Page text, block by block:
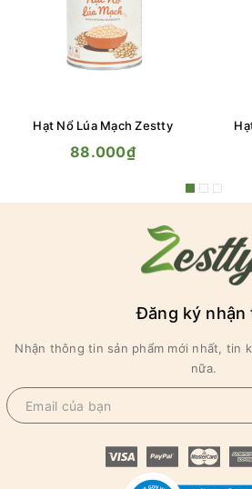
Hạt Nổ Lúa Mạch Zestty
88.000₫
Đăng ký nhận
Nhận thông tin sản phẩm mới nhất, tin
nữa.